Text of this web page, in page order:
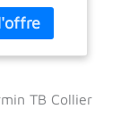
de
pour
humides
TB Collier